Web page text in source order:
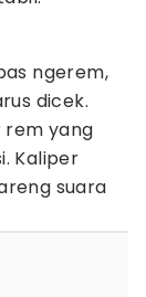
ngerem,
dicek.
rem yang
Kaliper
suara